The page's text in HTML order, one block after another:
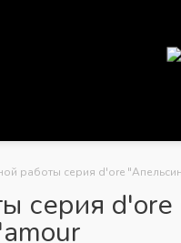
работы серия d'ore
серия